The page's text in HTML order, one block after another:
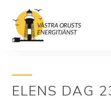
Om föreningen
ELENS DAG